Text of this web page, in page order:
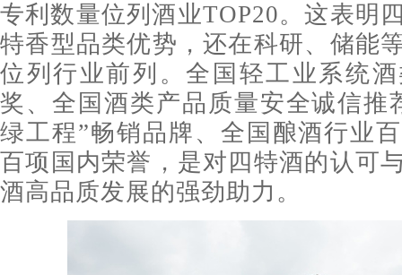
专利数量位列酒业TOP20。这表明
特香型品类优势，还在科研、储能
位列行业前列。全国轻工业系统
奖、全国酒类产品质量安全诚信推
绿工程”畅销品牌、全国酿酒行业
百项国内荣誉，是对四特酒的认可
酒高品质发展的强劲助力。